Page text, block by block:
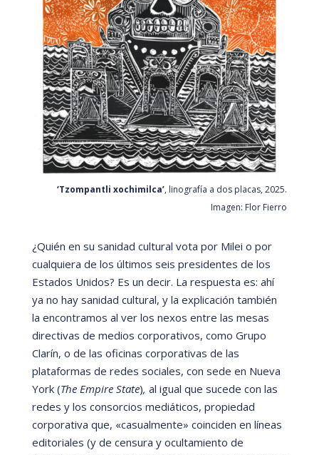
‘Tzompantli xochimilca’, linografía a dos placas, 2025.
Imagen: Flor Fierro
¿Quién en su sanidad cultural vota por Milei o por
cualquiera de los últimos seis presidentes de los
Estados Unidos? Es un decir. La respuesta es: ahí
ya no hay sanidad cultural, y la explicación también
la encontramos al ver los nexos entre las mesas
directivas de medios corporativos, como Grupo
Clarín, o de las oficinas corporativas de las
plataformas de redes sociales, con sede en Nueva
York (The Empire State), al igual que sucede con las
redes y los consorcios mediáticos, propiedad
corporativa que, «casualmente» coinciden en líneas
editoriales (y de censura y ocultamiento de